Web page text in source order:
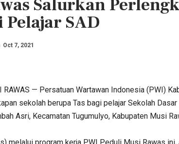
Salurkan
Pelajar SAD
Oct 7, 2021
RAWAS — Persatuan Wartawan Indonesia (PWI)
sekolah berupa Tas bagi pelajar Sekolah Dasar
Asri, Kecamatan Tugumulyo, Kabupaten Musi
Gelar Giat Jum’at
Pakai Gas